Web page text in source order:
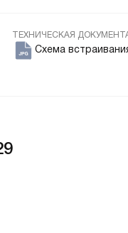
ТЕХНИЧЕСКАЯ
Схема